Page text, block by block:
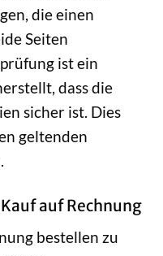
die einen
Seiten
ist ein
dass die
sicher ist. Dies
geltenden
auf Rechnung
bestellen zu